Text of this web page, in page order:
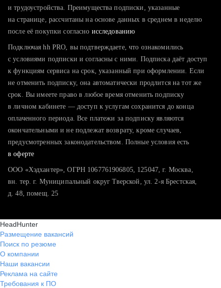
тратите много времени на поиск и вручную поднимаете
хотите сравнить себя с конкурентами и оценить шансы
и трудоустройства. Преимущества подписки, указанные
на странице, рассчитаны на основе данных в среднем в неделю
после её покупки согласно исследованию
Подключая hh PRO, вы подтверждаете, что ознакомились
с условиями подписки и согласны с ними. Подписка даёт доступ
к функциям сервиса на срок, указанный при оформлении. Если
не отменить подписку, она автоматически продлится на тот же
срок. Вы имеете право в любое время отменить подписку
в личном кабинете — доступ к услугам сохранится до конца
оплаченного периода. Все платежи за подписку являются
окончательными и не подлежат возврату, кроме случаев,
предусмотренных законодательством. Полные условия есть
в оферте
ООО «Хэдхантер», ОГРН 1067761906805, 125047, г. Москва,
вн. тер. г. Муниципальный округ Тверской, ул. 2-я Брестская,
д. 48, помещ. 25
HeadHunter
Размещение вакансий
Поиск по резюме
О компании
Наши вакансии
Реклама на сайте
Требования к ПО